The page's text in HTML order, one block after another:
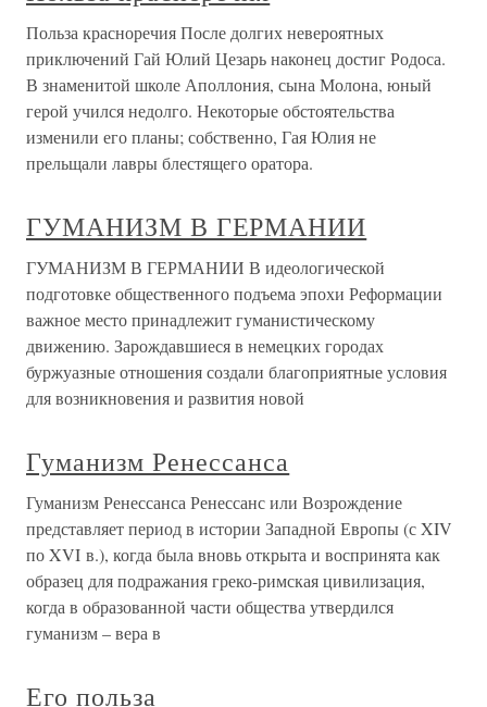
Польза красноречия После долгих невероятных
приключений Гай Юлий Цезарь наконец достиг Родоса.
В знаменитой школе Аполлония, сына Молона, юный
герой учился недолго. Некоторые обстоятельства
изменили его планы; собственно, Гая Юлия не
прельщали лавры блестящего оратора.
ГУМАНИЗМ В ГЕРМАНИИ
ГУМАНИЗМ В ГЕРМАНИИ В идеологической
подготовке общественного подъема эпохи Реформации
важное место принадлежит гуманистическому
движению. Зарождавшиеся в немецких городах
буржуазные отношения создали благоприятные условия
для возникновения и развития новой
Гуманизм Ренессанса
Гуманизм Ренессанса Ренессанс или Возрождение
представляет период в истории Западной Европы (с XIV
по XVI в.), когда была вновь открыта и воспринята как
образец для подражания греко-римская цивилизация,
когда в образованной части общества утвердился
гуманизм – вера в
Его польза